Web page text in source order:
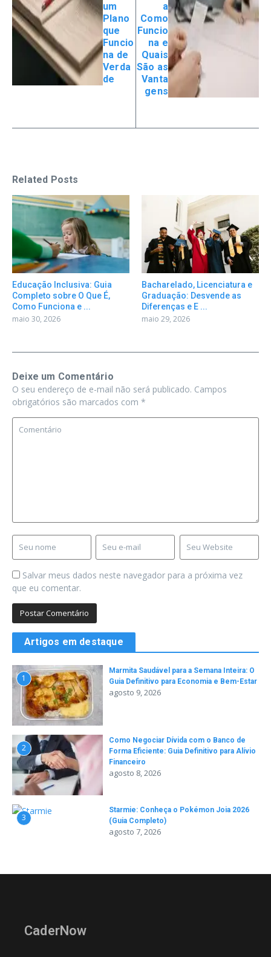
um
Plano
que
Funcio
na de
Verda
de
a
Como
Funcio
na e
Quais
São as
Vanta
gens
Related Posts
Educação Inclusiva: Guia
Completo sobre O Que É,
Como Funciona e ...
maio 30, 2026
Bacharelado, Licenciatura e
Graduação: Desvende as
Diferenças e E ...
maio 29, 2026
Deixe um Comentário
O seu endereço de e-mail não será publicado. Campos
obrigatórios são marcados com *
Salvar meus dados neste navegador para a próxima vez
que eu comentar.
Artigos em destaque
1
Marmita Saudável para a Semana Inteira: O
Guia Definitivo para Economia e Bem-Estar
agosto 9, 2026
2
Como Negociar Dívida com o Banco de
Forma Eficiente: Guia Definitivo para Alívio
Financeiro
agosto 8, 2026
3
Starmie: Conheça o Pokémon Joia 2026
(Guia Completo)
agosto 7, 2026
CaderNow